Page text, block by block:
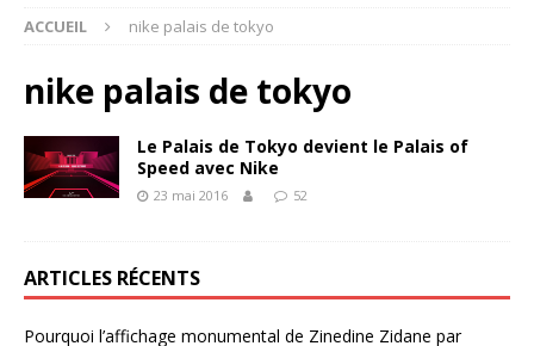
ACCUEIL nike palais de tokyo
nike palais de tokyo
Le Palais de Tokyo devient le Palais of
Speed avec Nike
23 mai 2016 52
ARTICLES RÉCENTS
Pourquoi l’affichage monumental de Zinedine Zidane par